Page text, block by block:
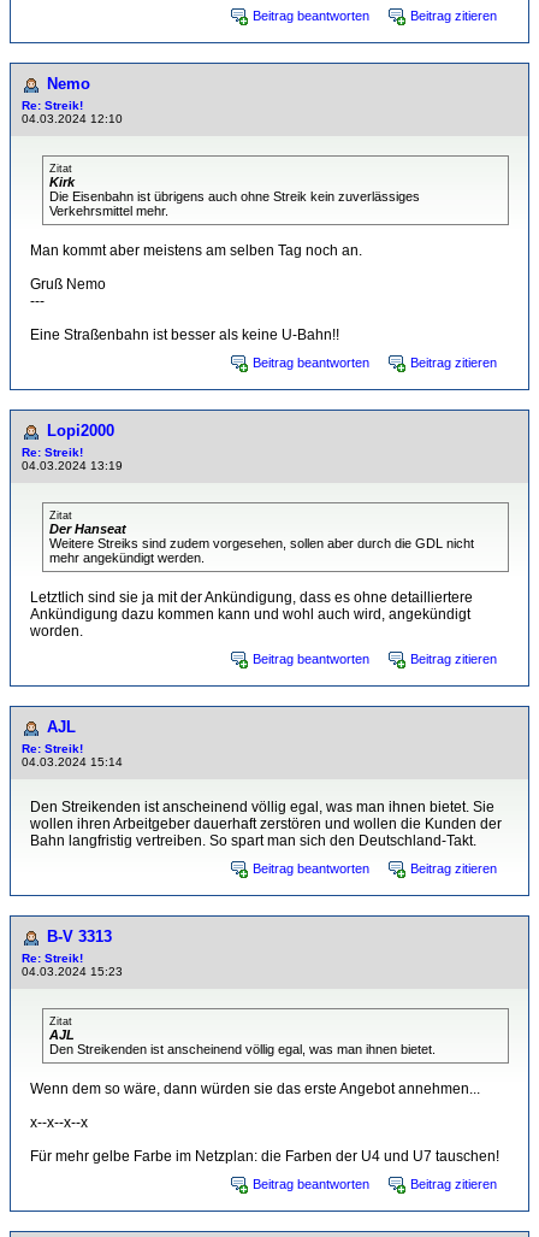
Beitrag beantworten Beitrag zitieren
Nemo
Re: Streik!
04.03.2024 12:10
Zitat
Kirk
Die Eisenbahn ist übrigens auch ohne Streik kein zuverlässiges
Verkehrsmittel mehr.
Man kommt aber meistens am selben Tag noch an.
Gruß Nemo
---
Eine Straßenbahn ist besser als keine U-Bahn!!
Beitrag beantworten Beitrag zitieren
Lopi2000
Re: Streik!
04.03.2024 13:19
Zitat
Der Hanseat
Weitere Streiks sind zudem vorgesehen, sollen aber durch die GDL nicht
mehr angekündigt werden.
Letztlich sind sie ja mit der Ankündigung, dass es ohne detailliertere
Ankündigung dazu kommen kann und wohl auch wird, angekündigt
worden.
Beitrag beantworten Beitrag zitieren
AJL
Re: Streik!
04.03.2024 15:14
Den Streikenden ist anscheinend völlig egal, was man ihnen bietet. Sie
wollen ihren Arbeitgeber dauerhaft zerstören und wollen die Kunden der
Bahn langfristig vertreiben. So spart man sich den Deutschland-Takt.
Beitrag beantworten Beitrag zitieren
B-V 3313
Re: Streik!
04.03.2024 15:23
Zitat
AJL
Den Streikenden ist anscheinend völlig egal, was man ihnen bietet.
Wenn dem so wäre, dann würden sie das erste Angebot annehmen...
x--x--x--x
Für mehr gelbe Farbe im Netzplan: die Farben der U4 und U7 tauschen!
Beitrag beantworten Beitrag zitieren